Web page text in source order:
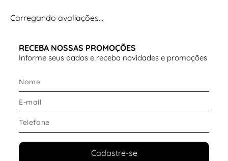
Carregando avaliações…
RECEBA NOSSAS PROMOÇÕES
Informe seus dados e receba novidades e promoções
Cadastre-se